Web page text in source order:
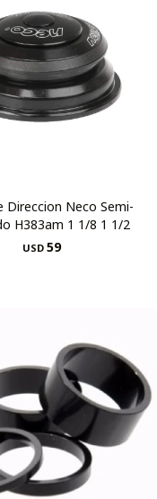
Direccion Neco Semi-
H383am 1 1/8 1 1/2
USD 59